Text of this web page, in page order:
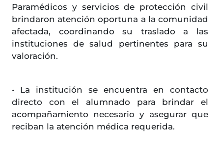
Paramédicos y servicios de protección civil
brindaron atención oportuna a la comunidad
afectada, coordinando su traslado a las
instituciones de salud pertinentes para su
valoración.
• La institución se encuentra en contacto
directo con el alumnado para brindar el
acompañamiento necesario y asegurar que
reciban la atención médica requerida.